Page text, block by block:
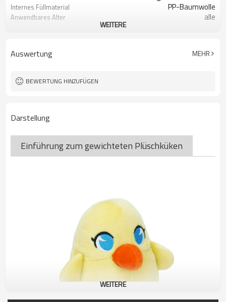
Internes Füllmaterial PP-Baumwolle
Anwendbares Alter alle
WEITERE
Auswertung MEHR
BEWERTUNG HINZUFÜGEN
Darstellung
Einführung zum gewichteten Plüschküken
WEITERE